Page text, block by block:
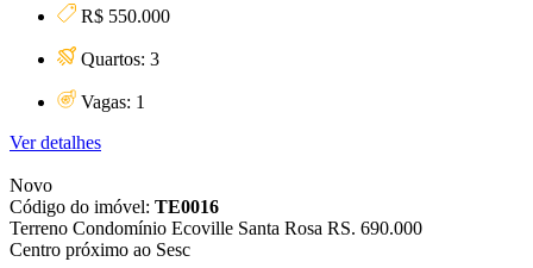
R$ 550.000
Quartos: 3
Vagas: 1
Ver detalhes
Novo
Código do imóvel: TE0016
Terreno Condomínio Ecoville Santa Rosa RS. 690.000
Centro próximo ao Sesc